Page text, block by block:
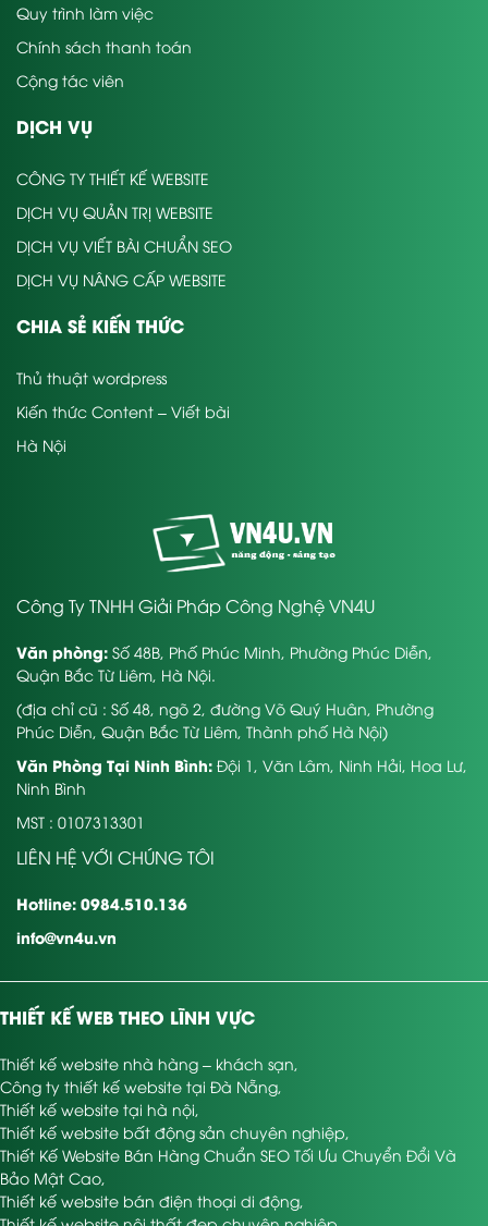
Quy trình làm việc
Chính sách thanh toán
Cộng tác viên
DỊCH VỤ
CÔNG TY THIẾT KẾ WEBSITE
DỊCH VỤ QUẢN TRỊ WEBSITE
DỊCH VỤ VIẾT BÀI CHUẨN SEO
DỊCH VỤ NÂNG CẤP WEBSITE
CHIA SẺ KIẾN THỨC
Thủ thuật wordpress
Kiến thức Content – Viết bài
Hà Nội
Công Ty TNHH Giải Pháp Công Nghệ VN4U
Văn phòng: Số 48B, Phố Phúc Minh, Phường Phúc Diễn,
Quận Bắc Từ Liêm, Hà Nội.
(địa chỉ cũ : Số 48, ngõ 2, đường Võ Quý Huân, Phường
Phúc Diễn, Quận Bắc Từ Liêm, Thành phố Hà Nội)
Văn Phòng Tại Ninh Bình: Đội 1, Văn Lâm, Ninh Hải, Hoa Lư,
Ninh Bình
MST : 0107313301
LIÊN HỆ VỚI CHÚNG TÔI
Hotline: 0984.510.136
info@vn4u.vn
THIẾT KẾ WEB THEO LĨNH VỰC
Thiết kế website nhà hàng – khách sạn
Công ty thiết kế website tại Đà Nẵng
Thiết kế website tại hà nội
Thiết kế website bất động sản chuyên nghiệp
Thiết Kế Website Bán Hàng Chuẩn SEO Tối Ưu Chuyển Đổi Và
Bảo Mật Cao
Thiết kế website bán điện thoại di động